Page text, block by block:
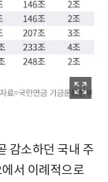
감소하던 국내 주
서 이례적으로